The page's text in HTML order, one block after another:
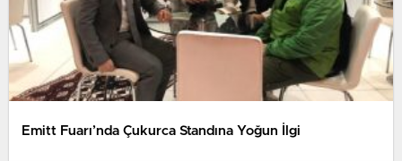
Emitt Fuarı’nda Çukurca Standına Yoğun İlgi